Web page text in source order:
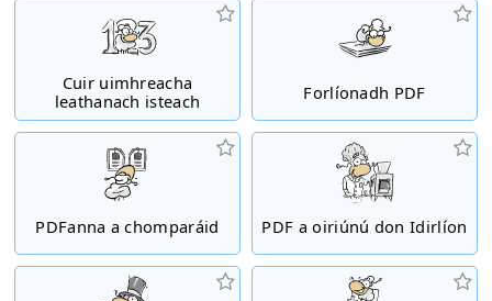
Cuir uimhreacha
leathanach isteach
Forlíonadh PDF
PDFanna a chomparáid PDF a oiriúnú don Idirlíon